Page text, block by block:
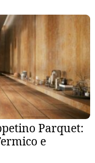
Parquet:
e